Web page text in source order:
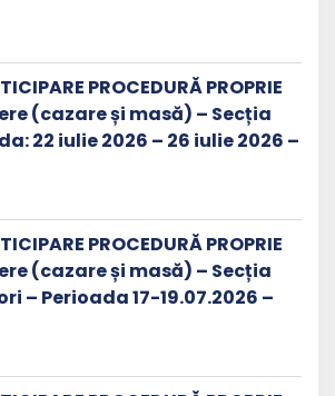
PROCEDURĂ PROPRIE
(cazare și masă) – Secția
22 iulie 2026 – 26 iulie 2026 –
PROCEDURĂ PROPRIE
(cazare și masă) – Secția
– Perioada 17-19.07.2026 –